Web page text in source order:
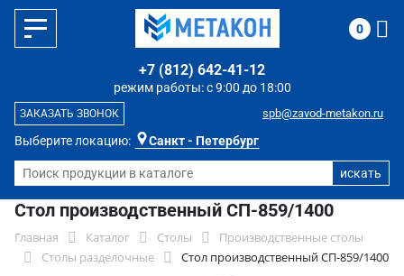
Выберите локацию: Санкт - Петербург
режим работы: с 9:00 до 18:00
+7 (812) 642-41-12
spb@zavod-metakon.ru
ЗАКАЗАТЬ ЗВОНОК
0
Стол производственный СП-859/1400
Главная Каталог Столы
Производственные столы
Столы разделочные
Стол производственный СП-859/1400